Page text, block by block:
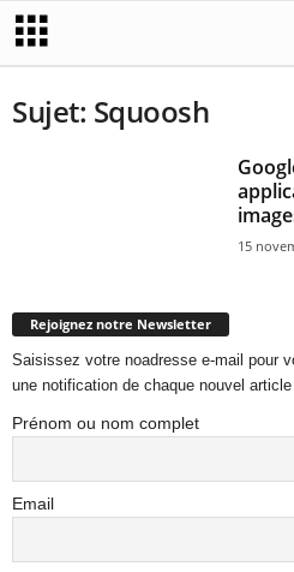
Sujet: Squoosh
15
Rejoignez notre Newsletter
Saisissez votre noadresse e-mail pour
une notification de chaque nouvel article
Prénom ou nom complet
Email